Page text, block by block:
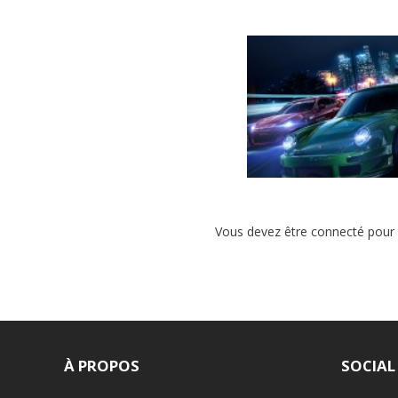
SPEED DÉVOILÉE :
Vous devez être connecté
À PROPOS SOCIAL